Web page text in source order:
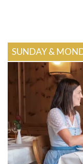
SUNDAY &